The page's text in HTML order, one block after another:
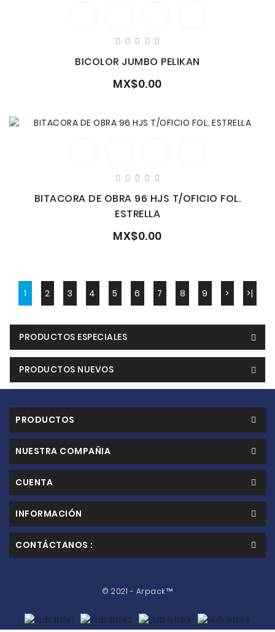
BICOLOR JUMBO PELIKAN
MX$0.00
BITACORA DE OBRA 96 HJS T/OFICIO FOL.
ESTRELLA
MX$0.00
1 2 3 4 5 6 7 8 9 > >|
PRODUCTOS ESPECIALES
PRODUCTOS NUEVOS
PRODUCTOS
NUESTRA COMPAÑIA
CUENTA
INFORMACIÓN
CONTÁCTANOS :
© 2021 - Arpack™